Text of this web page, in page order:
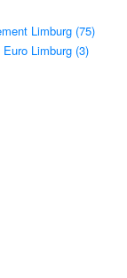
Limburg (75)
Limburg (3)